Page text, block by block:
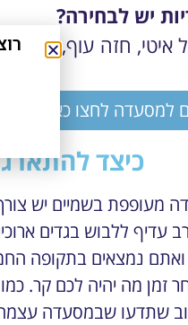
חזה עוף, דג.
למסעדה לחצו כאן
כיצד
מעופפת בשמיים יש
ללבוש בגדים
נמצאים בתקופה
זמן מה יהיה לכם קר.
שתדעו שבמסעדה
רוצה